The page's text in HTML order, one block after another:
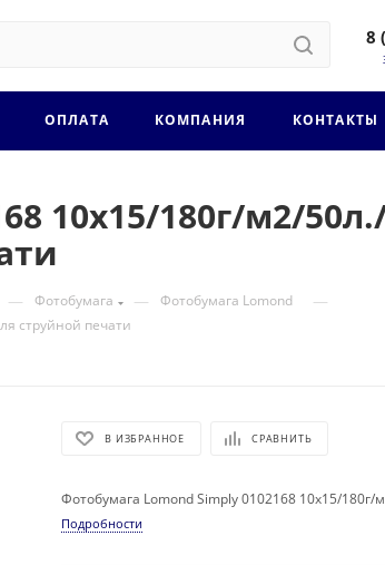
8
ОПЛАТА КОМПАНИЯ КОНТАКТЫ
10x15/180г/м2/
— Фотобумага — Фотобумага Lomond —
струйной печати
В ИЗБРАННОЕ СРАВНИТЬ
Фотобумага Lomond Simply 0102168 10x15/
Подробности